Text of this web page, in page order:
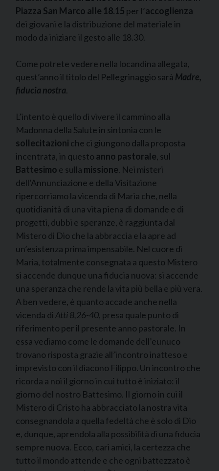
Piazza San Marco alle 18.15 per l’accoglienza
dei giovani e la distribuzione del materiale in
modo da iniziare il gesto alle 18.30.
Come potrete vedere nella locandina allegata,
quest’anno il titolo del Pellegrinaggio sarà Madre,
fiducia nostra.
L’intento è quello di vivere il cammino alla
Madonna della Salute in sintonia con le
sollecitazioni che ci giungono dalla proposta
incentrata, in questo anno pastorale, sul
Battesimo e sulla missione. Nei misteri
dell’Annunciazione e della Visitazione
ripercorriamo la vicenda di Maria che, nella
quotidianità di una vita piena di domande e di
progetti, dubbi e speranze, è raggiunta dal
Mistero di Dio che la abbraccia e la apre ad
un’esistenza prima impensabile. Nel cuore di
Maria, totalmente consegnata a questo Mistero
si accende dunque una fiducia nuova: si accende
una speranza che rende la vita più bella e più vera.
A ben vedere, è quanto accade anche nella
vicenda di Atti 8,26-40, presa quale punto di
riferimento per il presente anno pastorale. In
essa vediamo come le domande dell’eunuco
trovano risposta grazie all’incontro inatteso e
imprevisto con il diacono Filippo. Un incontro che
ricorda a noi il giorno in cui tutto è iniziato: il
giorno del nostro Battesimo. Il giorno in cui il
Mistero di Cristo ha abbracciato la nostra vita
consegnandola a quella fedeltà che è solo di Dio
e, dunque, aprendola alla possibilità di una fiducia
sempre nuova. Ecco, cari amici, la certezza che
tutto il mondo attende e che ogni battezzato è